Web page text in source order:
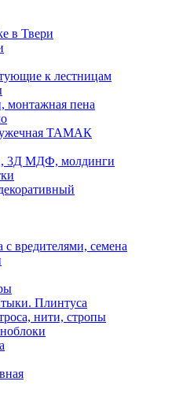
в Твери
к лестницам
монтажная пена
ТАМАК
3Д МДФ, молдинги
вредителями, семена
Плинтуса
нити, стропы